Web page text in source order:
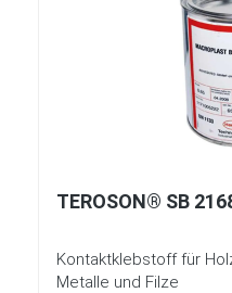
TEROSON® SB
Kontaktklebstoff für
Metalle und Filze